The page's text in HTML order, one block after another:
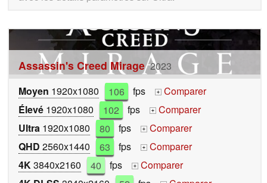
Assassin's Creed Mirage 2023
Moyen 1920x1080 106 fps +
Comparer
Élevé 1920x1080 102 fps +
Comparer
Ultra 1920x1080 80 fps +
Comparer
QHD 2560x1440 63 fps +
Comparer
4K3840x2160 40 fps +
Comparer